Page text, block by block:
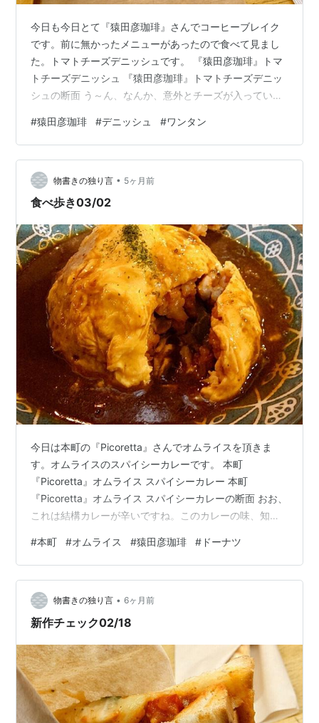
今日も今日とて『猿田彦珈琲』さんでコーヒーブレイク
です。前に無かったメニューがあったので食べて見まし
た。トマトチーズデニッシュです。 『猿田彦珈琲』トマ
トチーズデニッシュ 『猿田彦珈琲』トマトチーズデニッ
シュの断面 う～ん、なんか、意外とチーズが入っている
すぎるというか。チーズの匂いが際立っていてキツすぎ
るのかな。トマトも酸味が強いし、ニンニクも入ってい
ますね。そういう意味で、旨味は強く感じますね。味の
イメージはアラビアータに近いです。うむむむ、なんと
いうか味がとんがりすぎかなぁ。一つ一つのピースはし
#猿田彦珈琲 #デニッシュ #ワンタン
物書きの独り言 • 5ヶ月前
食べ歩き03/02
今日は本町の『Picoretta』さんでオムライスを頂きま
す。オムライスのスパイシーカレーです。 本町
『Picoretta』オムライス スパイシーカレー 本町
『Picoretta』オムライス スパイシーカレーの断面 おお、
これは結構カレーが辛いですね。このカレーの味、知っ
て、う～ん、どこの味だったかなぁ。そうそう、食べ始
めて思い出しました。ここのオムライス、甘いんでし
た。普通のオムライスを食べたたときこの甘さがかな
り、主張強だと思ったのですが。辛いカレーソースと合
わさると、ちょっと面白いですね。甘さと辛さが同時に
#本町 #オムライス #猿田彦珈琲 # ドーナツ
物書きの独り言 • 6ヶ月前
新作チェック02/18